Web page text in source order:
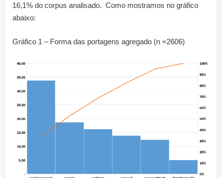
16,1% do corpus analisado. Como mostramos no gráfico
abaixo:
Gráfico 1 – Forma das portagens agregado (n =2606)